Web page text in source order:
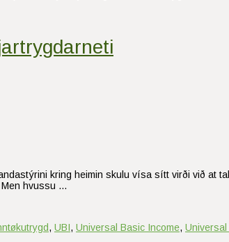
kring heimin skulu vísa sítt virði við at
Men hvussu …
, UBI, Universal Basic Income,